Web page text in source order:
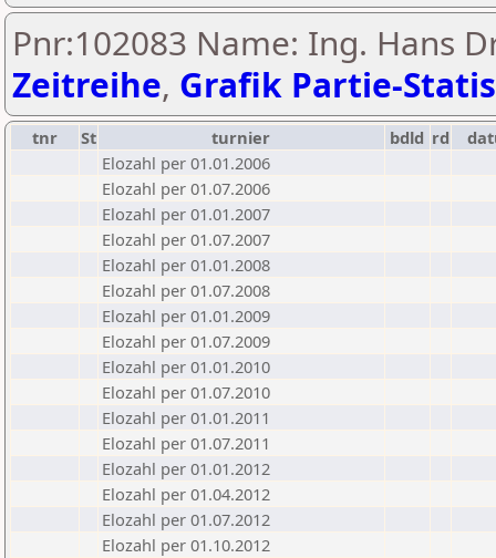
Pnr:102083 Name: Ing. Hans
Zeitreihe, Grafik Partie-
tnr St turnier bdld rd
Elozahl per 01.01.2006
Elozahl per 01.07.2006
Elozahl per 01.01.2007
Elozahl per 01.07.2007
Elozahl per 01.01.2008
Elozahl per 01.07.2008
Elozahl per 01.01.2009
Elozahl per 01.07.2009
Elozahl per 01.01.2010
Elozahl per 01.07.2010
Elozahl per 01.01.2011
Elozahl per 01.07.2011
Elozahl per 01.01.2012
Elozahl per 01.04.2012
Elozahl per 01.07.2012
Elozahl per 01.10.2012